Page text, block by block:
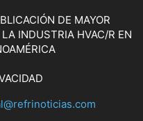
DE MAYOR
INDUSTRIA HVAC/R EN